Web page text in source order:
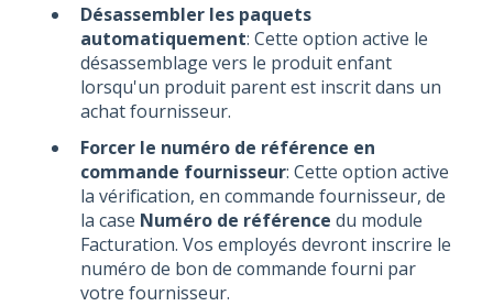
Désassembler les paquets
automatiquement: Cette option active le
désassemblage vers le produit enfant
lorsqu'un produit parent est inscrit dans un
achat fournisseur.
Forcer le numéro de référence en
commande fournisseur: Cette option active
la vérification, en commande fournisseur, de
la case Numéro de référence du module
Facturation. Vos employés devront inscrire le
numéro de bon de commande fourni par
votre fournisseur.